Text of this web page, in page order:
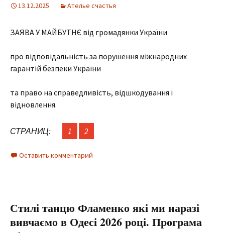
13.12.2025 Ателье счастья
ЗАЯВА У МАЙБУТНЄ від громадянки України
про відповідальність за порушення міжнародних
гарантій безпеки України
та право на справедливість, відшкодування і
відновлення.
СТРАНИЦ: 1 2
Оставить комментарий
Стилі танцю Фламенко які ми наразі
вивчаємо в Одесі 2026 році. Програма